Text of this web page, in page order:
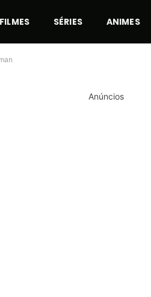
FILMES SÉRIES ANIMES
Anúncios